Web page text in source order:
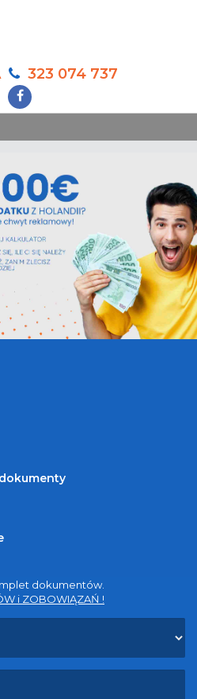
323 074 737
dokumentów.
i ZOBOWIĄZAŃ !